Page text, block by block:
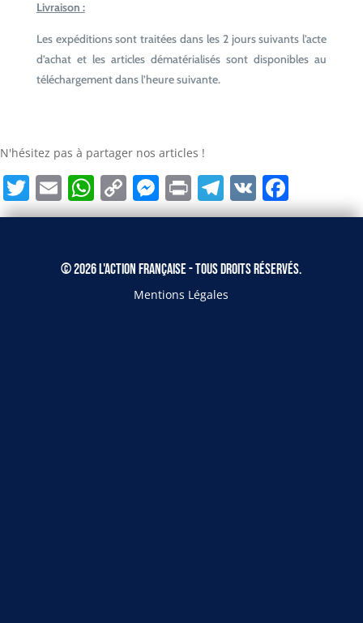
Livraison :
Les expéditions sont traitées dans les 2 jours suivants l’acte
d’achat et les articles dématérialisés sont disponibles au
téléchargement dans l’heure suivante.
N'hésitez pas à partager nos articles !
Twitter
EmailWhatsApp
Copy
Link
Messenger
PrintTelegram
VK
© 2026 L'Action Française - Tous droits réservés.
Mentions Légales